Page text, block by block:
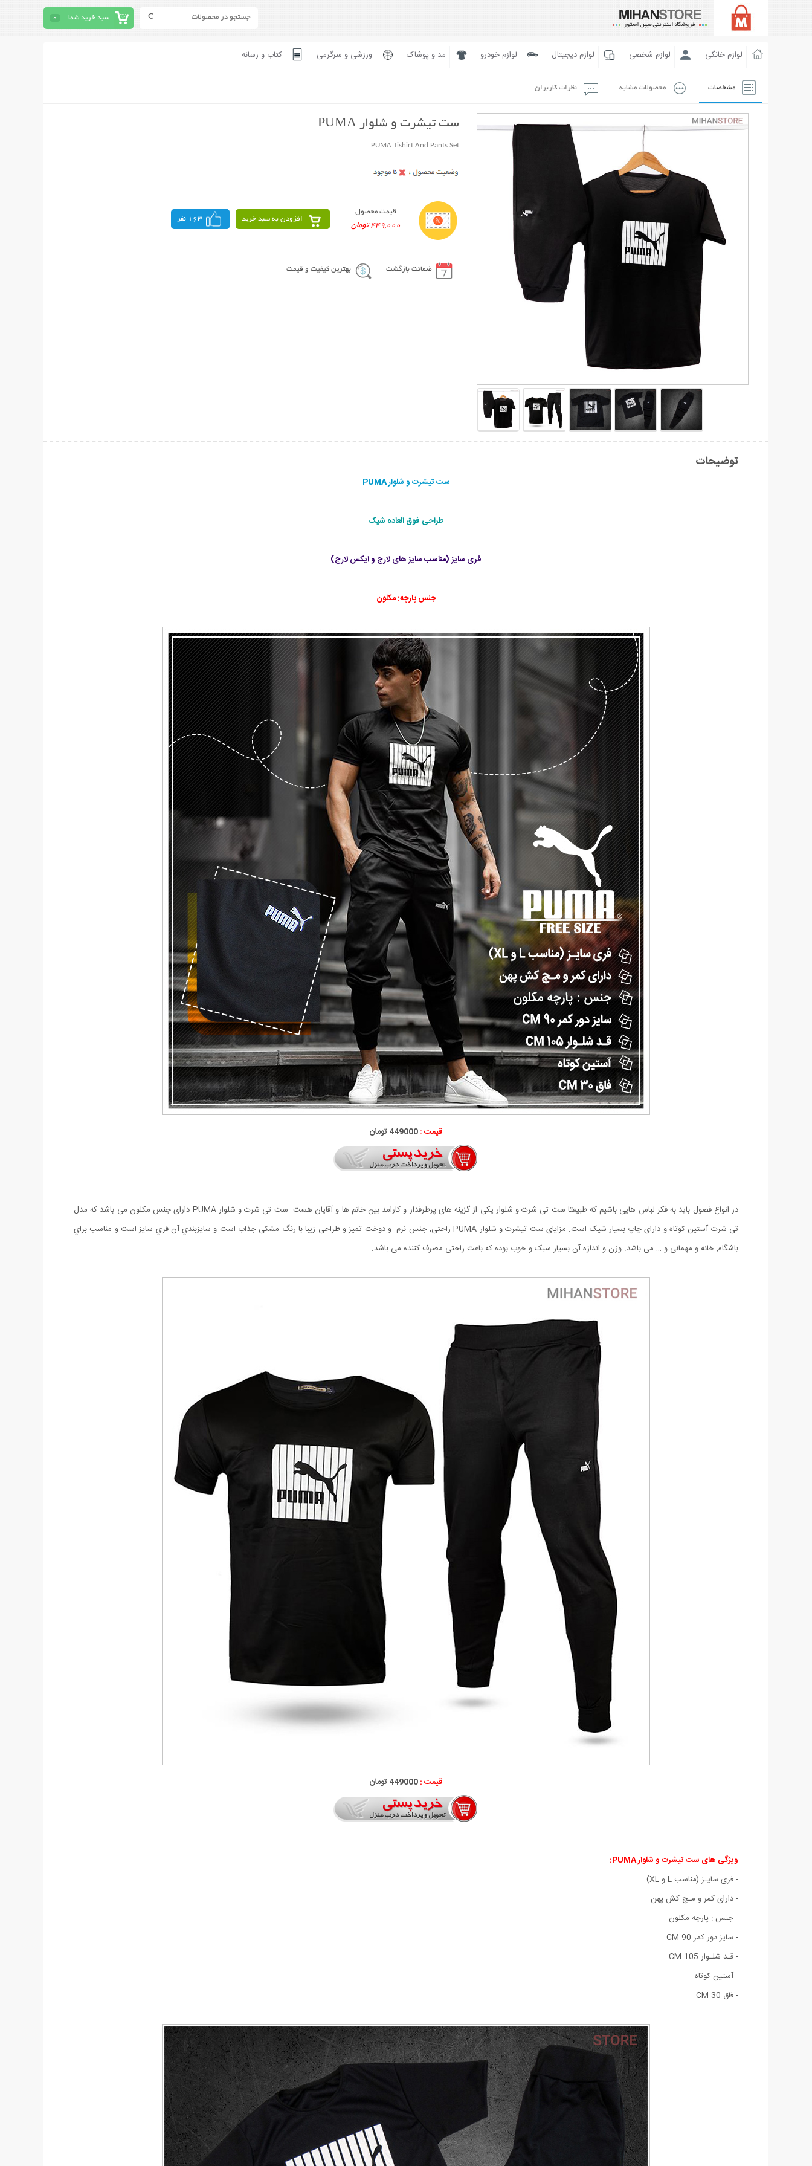
سبد خرید شما 0
لوازم خانگی لوازم شخصی لوازم دیجیتال لوازم خودرو مد و پوشاک ورزشی و سرگرمی کتاب و رسانه
مشخصات محصولات مشابه نظرات کاربران
ست تیشرت و شلوار PUMA
PUMA Tishirt And Pants Set
قیمت محصول
449,000 تومان
افزودن به سبد خرید 163 نفر
ضمانت بازگشت بهترین کیفیت و قیمت
توضیحات
ست تیشرت و شلوار PUMA
طراحی فوق العاده شیک
فری سایز (مناسب سایز های لارج و ایکس لارج)
جنس پارچه:مکلون
قیمت :449000 تومان
در انواع فصول باید به فکر لباس هایی باشیم که طبیعتا ست تی شرت و شلوار یکی از گزینه های پرطرفدار و کارامد بین خانم ها و آقایان هست. ست تی شرت و شلوارPUMA دارای جنس
مکلون می باشد که مدل
تی شرت آستین کوتاه و دارای چاپ بسیار شیک است. مزايای ست تیشرت و شلوار PUMA
راحتی, جنس نرم و دوخت تميز و طراحی زیبا با رنگ مشکی جذاب است و سايزبندي آن فري سايز است و مناسب براي
باشگاه, خانه و مهمانی و … می باشد. وزن و اندازه آن بسیار سبک و خوب بوده که باعث راحتی مصرف کننده می باشد.
قیمت :449000 تومان
ویژگی های ست تیشرت و شلوار PUMA
:
- فری سایـز (مناسب L و XL)
- دارای کمر و مـچ کش پهن
- جنس : پارچه مکلون
- سایز دور کمر 90 CM
- قـد شلـوار 105 CM
- آستین کوتاه
- فاق 30 CM